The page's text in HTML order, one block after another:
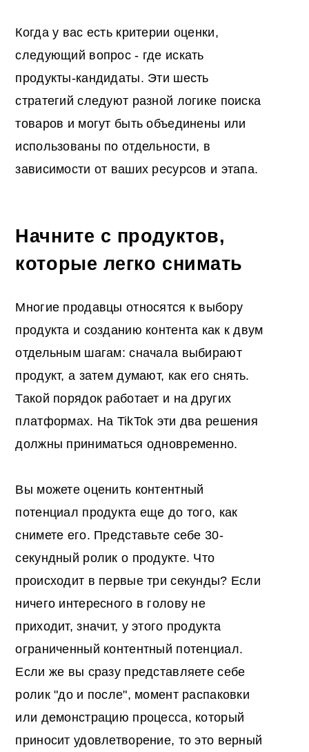
Когда у вас есть критерии оценки,
следующий вопрос - где искать
продукты-кандидаты. Эти шесть
стратегий следуют разной логике поиска
товаров и могут быть объединены или
использованы по отдельности, в
зависимости от ваших ресурсов и этапа.
Начните с продуктов,
которые легко снимать
Многие продавцы относятся к выбору
продукта и созданию контента как к двум
отдельным шагам: сначала выбирают
продукт, а затем думают, как его снять.
Такой порядок работает и на других
платформах. На TikTok эти два решения
должны приниматься одновременно.
Вы можете оценить контентный
потенциал продукта еще до того, как
снимете его. Представьте себе 30-
секундный ролик о продукте. Что
происходит в первые три секунды? Если
ничего интересного в голову не
приходит, значит, у этого продукта
ограниченный контентный потенциал.
Если же вы сразу представляете себе
ролик "до и после", момент распаковки
или демонстрацию процесса, который
приносит удовлетворение, то это верный